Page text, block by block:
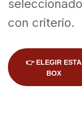
con criterio.
👉 ELEGIR ESTA
BOX